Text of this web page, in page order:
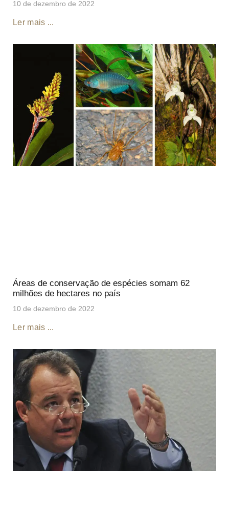
10 de dezembro de 2022
Ler mais ...
Áreas de conservação de espécies somam 62
milhões de hectares no país
10 de dezembro de 2022
Ler mais ...